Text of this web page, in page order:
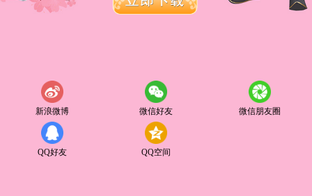
新浪微博 微信好友 微信朋友圈
QQ好友 QQ空间